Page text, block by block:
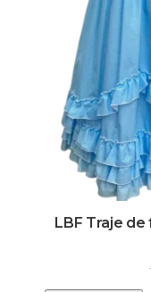
LBF Traje